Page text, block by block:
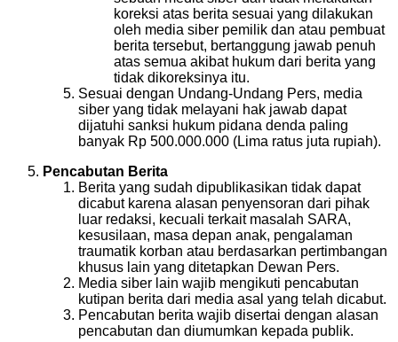
koreksi atas berita sesuai yang dilakukan
oleh media siber pemilik dan atau pembuat
berita tersebut, bertanggung jawab penuh
atas semua akibat hukum dari berita yang
tidak dikoreksinya itu.
Sesuai dengan Undang-Undang Pers, media
siber yang tidak melayani hak jawab dapat
dijatuhi sanksi hukum pidana denda paling
banyak Rp 500.000.000 (Lima ratus juta rupiah).
Pencabutan Berita
Berita yang sudah dipublikasikan tidak dapat
dicabut karena alasan penyensoran dari pihak
luar redaksi, kecuali terkait masalah SARA,
kesusilaan, masa depan anak, pengalaman
traumatik korban atau berdasarkan pertimbangan
khusus lain yang ditetapkan Dewan Pers.
Media siber lain wajib mengikuti pencabutan
kutipan berita dari media asal yang telah dicabut.
Pencabutan berita wajib disertai dengan alasan
pencabutan dan diumumkan kepada publik.